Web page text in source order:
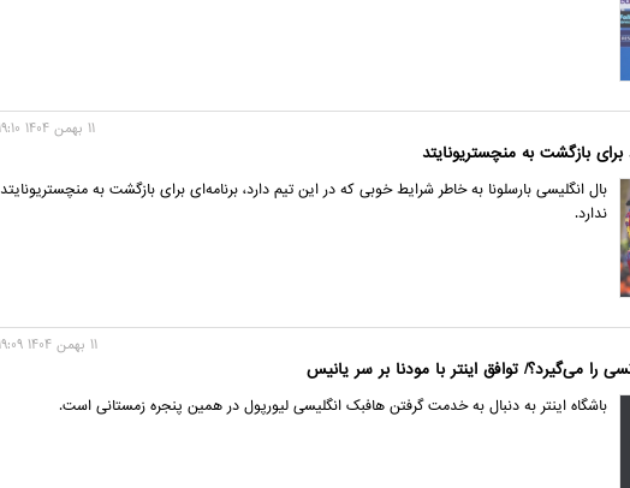
بازگشت به منچستریونایتد
11 بهمن 1404 19:10
بال انگلیسی بارسلونا به خاطر شرایط خوبی که در این تیم دارد، برنامه‌ای برای بازگشت به منچستریونایتد
ندارد.
را می‌گیرد؟/ توافق اینتر با مودنا بر سر یانیس
11 بهمن 1404 19:09
باشگاه اینتر به دنبال به خدمت گرفتن هافبک انگلیسی لیورپول در همین پنجره زمستانی است.